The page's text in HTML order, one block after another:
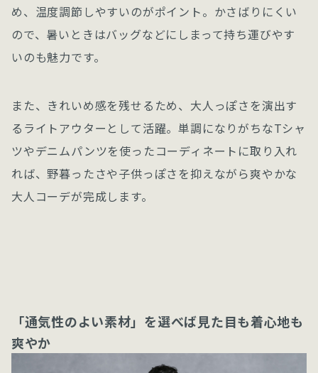
め、温度調節しやすいのがポイント。かさばりにくい
ので、暑いときはバッグなどにしまって持ち運びやす
いのも魅力です。
また、きれいめ感を残せるため、大人っぽさを演出す
るライトアウターとして活躍。単調になりがちなTシャ
ツやデニムパンツを使ったコーディネートに取り入れ
れば、野暮ったさや子供っぽさを抑えながら爽やかな
大人コーデが完成します。
「通気性のよい素材」を選べば見た目も着心地も
爽やか